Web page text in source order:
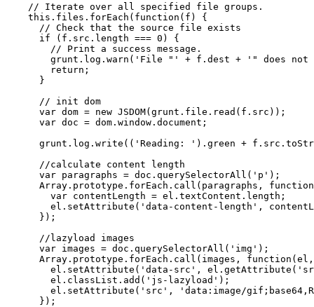
    // Iterate over all specified file groups.
    this.files.forEach(function(f) {
      // Check that the source file exists
      if (f.src.length === 0) {
        // Print a success message.
grunt.log.warn('File "' + f.dest + '" does not
        return;
      }
      // init dom
      var dom = new JSDOM(grunt.file.read(f.src));
      var doc = dom.window.document;
grunt.log.write(('Reading: ').green +
      //calculate content length
      var paragraphs = doc.querySelectorAll('p');
Array.prototype.forEach.call(paragraphs,
        var contentLength = el.textContent.length;
el.setAttribute('data-content-length',
      });
      //lazyload images
      var images = doc.querySelectorAll('img');
Array.prototype.forEach.call(images,
el.setAttribute('data-src',
        el.classList.add('js-lazyload');
el.setAttribute('src', 'data:image/
      });